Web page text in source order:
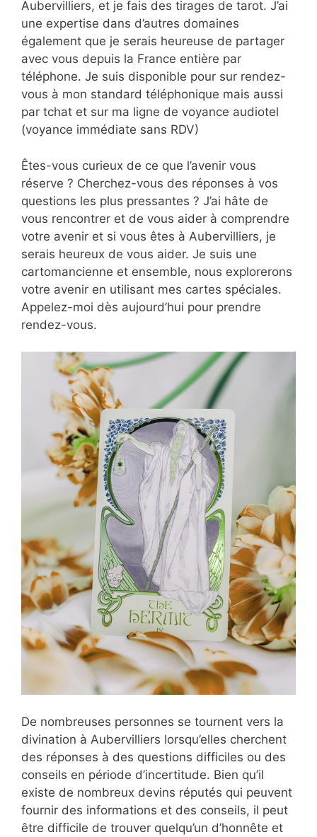
Aubervilliers, et je fais des tirages de tarot. J’ai
une expertise dans d’autres domaines
également que je serais heureuse de partager
avec vous depuis la France entière par
téléphone. Je suis disponible pour sur rendez-
vous à mon standard téléphonique mais aussi
par tchat et sur ma ligne de voyance audiotel
(voyance immédiate sans RDV)
Êtes-vous curieux de ce que l’avenir vous
réserve ? Cherchez-vous des réponses à vos
questions les plus pressantes ? J’ai hâte de
vous rencontrer et de vous aider à comprendre
votre avenir et si vous êtes à Aubervilliers, je
serais heureux de vous aider. Je suis une
cartomancienne et ensemble, nous explorerons
votre avenir en utilisant mes cartes spéciales.
Appelez-moi dès aujourd’hui pour prendre
rendez-vous.
De nombreuses personnes se tournent vers la
divination à Aubervilliers lorsqu’elles cherchent
des réponses à des questions difficiles ou des
conseils en période d’incertitude. Bien qu’il
existe de nombreux devins réputés qui peuvent
fournir des informations et des conseils, il peut
être difficile de trouver quelqu’un d’honnête et